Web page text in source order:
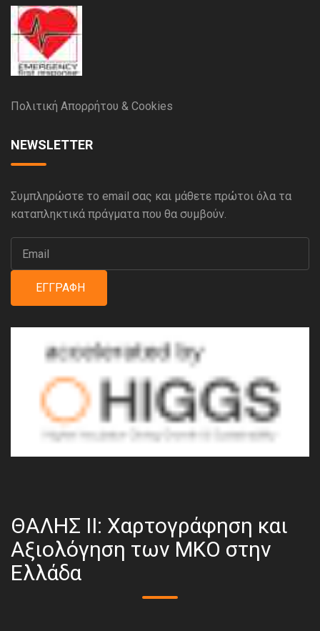
Πολιτική Απορρήτου & Cookies
NEWSLETTER
Συμπληρώστε το email σας και μάθετε πρώτοι όλα τα
καταπληκτικά πράγματα που θα συμβούν.
ΕΓΓΡΑΦΉ
ΘΑΛΗΣ ΙΙ: Χαρτογράφηση και
Αξιολόγηση των ΜΚΟ στην
Ελλάδα